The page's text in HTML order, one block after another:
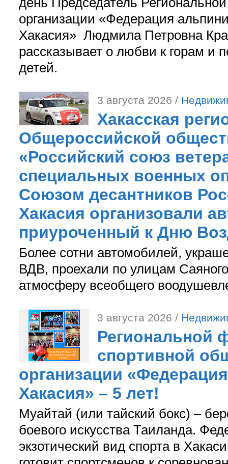
организации «Федерация
Хакасия» Людмила Петровна
рассказывает о любви к горам и
детей.
3 августа 2026 /
Хакасская
Общероссийской
«Российский союз
специальных военных
Союзом десантников
Хакасия организовали
приуроченный к Дню
Более сотни автомобилей,
ВДВ, проехали по улицам
атмосферу всеобщего
3 августа 2026 /
Региональной
спортивной
организации
Хакасия» – 5 лет!
Муайтай (или тайский бокс) –
боевого искусства Таиланда.
экзотический вид спорта в